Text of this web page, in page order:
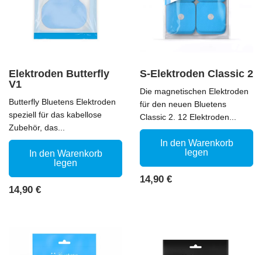
Elektroden Butterfly
V1
Butterfly Bluetens Elektroden
speziell für das kabellose
Zubehör, das...
In den Warenkorb
legen
Preis
14,90 €
S-Elektroden Classic 2
Die magnetischen Elektroden
für den neuen Bluetens
Classic 2. 12 Elektroden...
In den Warenkorb
legen
Preis
14,90 €